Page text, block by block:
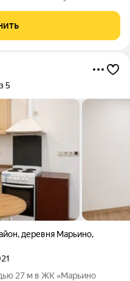
в современном
5
, деревня Марьино,
27 м в ЖК «Марьино